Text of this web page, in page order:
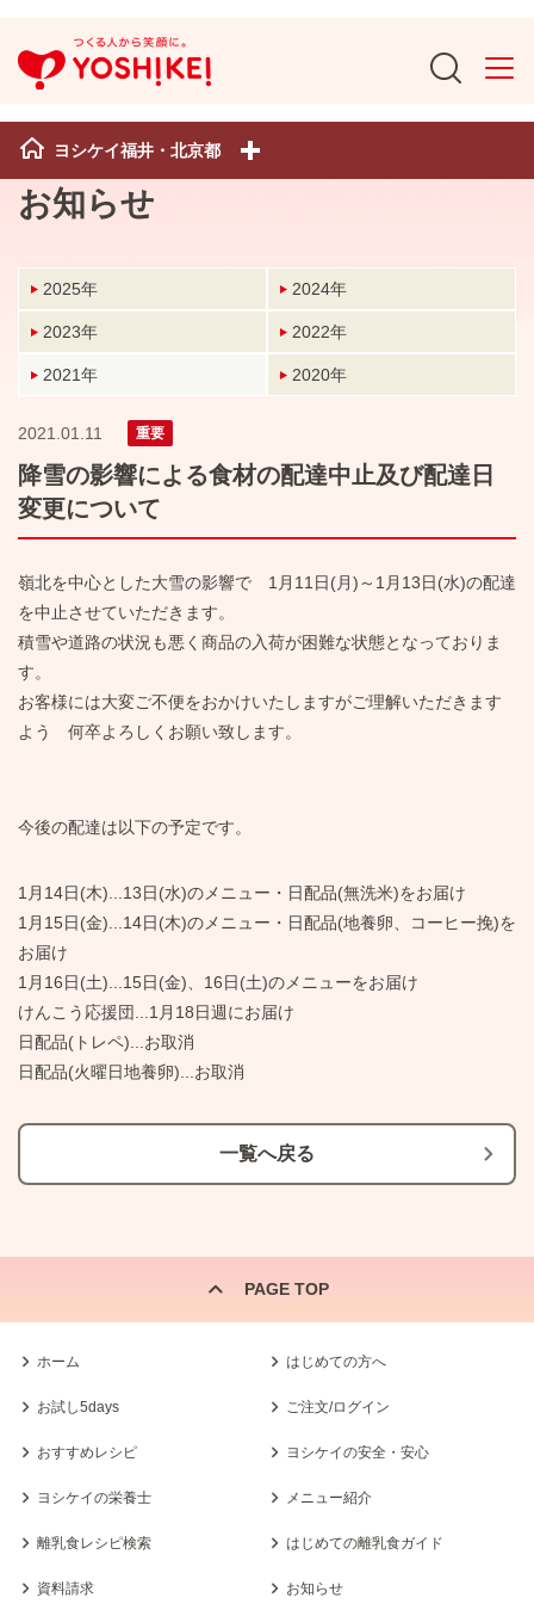
ヨシケイ福井・北京都
お知らせ
2025年 2024年
2023年 2022年
2021年 2020年
2021.01.11 重要
降雪の影響による食材の配達中止及び配達日
変更について
嶺北を中心とした大雪の影響で 1月11日(月)～1月13日(水)の配達
を中止させていただきます。
積雪や道路の状況も悪く商品の入荷が困難な状態となっておりま
す。
お客様には大変ご不便をおかけいたしますがご理解いただきます
よう 何卒よろしくお願い致します。
今後の配達は以下の予定です。
1月14日(木)...13日(水)のメニュー・日配品(無洗米)をお届け
1月15日(金)...14日(木)のメニュー・日配品(地養卵、コーヒー挽)を
お届け
1月16日(土)...15日(金)、16日(土)のメニューをお届け
けんこう応援団...1月18日週にお届け
日配品(トレペ)...お取消
日配品(火曜日地養卵)...お取消
一覧へ戻る
PAGE TOP
ホーム はじめての方へ
お試し5days ご注文/ログイン
おすすめレシピ ヨシケイの安全・安心
ヨシケイの栄養士 メニュー紹介
離乳食レシピ検索 はじめての離乳食ガイド
資料請求 お知らせ